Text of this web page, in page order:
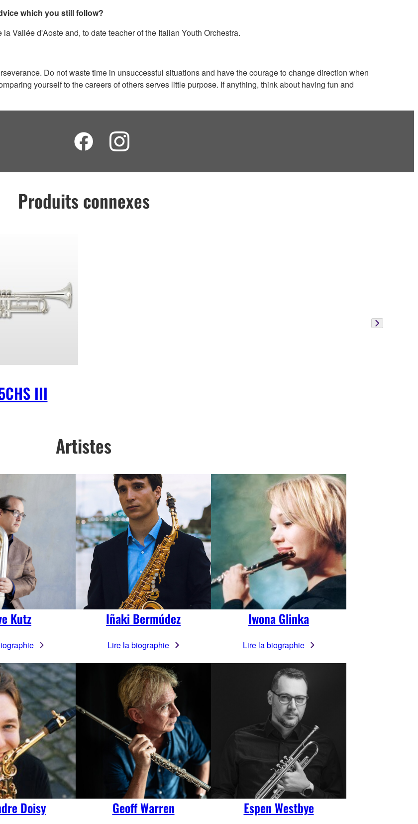
which you still follow?
Vallée d'Aoste and, to date teacher of the Italian Youth Orchestra.
Do not waste time in unsuccessful situations and have the courage to change direction when
yourself to the careers of others serves little purpose. If anything, think about having fun and
Produits connexes
III
Artistes
Kutz Iñaki Bermúdez
Lire la biographie
Iwona Glinka
Lire la biographie
Doisy Geoff Warren Espen Westbye